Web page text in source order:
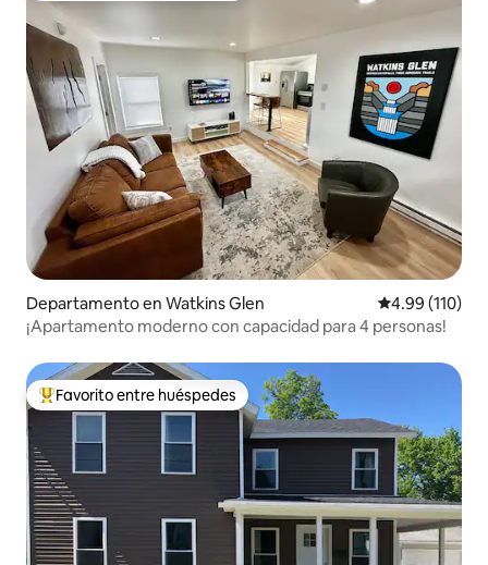
Departamento en Watkins Glen Calificación
4.99 (110)
¡Apartamento moderno con capacidad para 4 personas!
De los mejores en Favorito entre huéspedes
Favorito entre huéspedes